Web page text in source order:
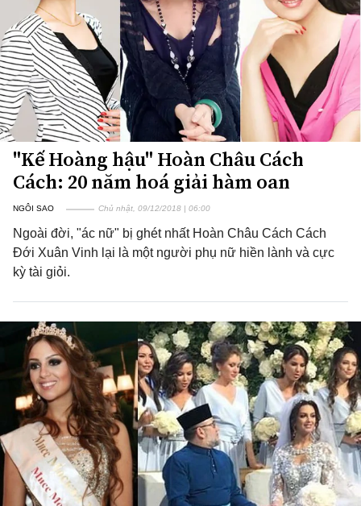
"Kế Hoàng hậu" Hoàn Châu Cách
Cách: 20 năm hoá giải hàm oan
NGÔI SAO Chủ nhật, 09/12/2018 | 06:00
Ngoài đời, "ác nữ" bị ghét nhất Hoàn Châu Cách Cách
Đới Xuân Vinh lại là một người phụ nữ hiền lành và cực
kỳ tài giỏi.